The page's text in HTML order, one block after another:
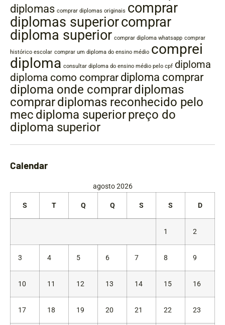
diplomas comprar diplomas originais comprar
diplomas superiorcomprar
diploma superior comprar diploma whatsapp comprar
histórico escolar comprar um diploma do ensino médio comprei
diploma consultar diploma do ensino médio pelo cpf diploma
diploma como comprar diploma comprar
diploma onde comprardiplomas
comprardiplomas reconhecido pelo
mec diploma superiorpreço do
diploma superior
Calendar
agosto 2026
S T Q Q S S D
1 2
3 4 5 6 7 8 9
10 11 12 13 14 15 16
17 18 19 20 21 22 23